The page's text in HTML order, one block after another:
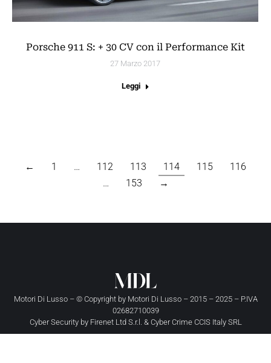
Porsche 911 S: + 30 CV con il Performance Kit
27 Marzo 2017
Leggi
← 1 … 112 113 114 115
116
…
153 →
Motori Di Lusso – © Copyright by Motori Di Lusso– 2015 – 2025 – P.IVA
02682710039
Cyber Security by Firenet Ltd S.r.l. & Cyber Crime CCIS Italy SRL